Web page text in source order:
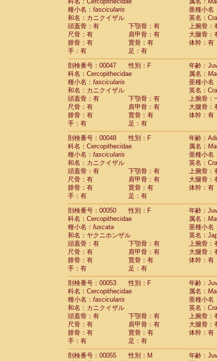
種小名： fascicularis
亜種小名
和名：カニクイザル
英名：
頭蓋骨：有
下顎骨：有
上腕骨：
尺骨：有
肩甲骨：有
大腿骨：
腓骨：有
寛骨：有
体幹：有
手：有
足：有
剖検番号：00047
性別：F
年齢：
科名：Cercopithecidae
属名：
種小名： fascicularis
亜種小名
和名：カニクイザル
英名：
頭蓋骨：有
下顎骨：有
上腕骨：
尺骨：有
肩甲骨：有
大腿骨：
腓骨：有
寛骨：有
体幹：有
手：有
足：有
剖検番号：00048
性別：F
年齢：
科名：Cercopithecidae
属名：
種小名： fascicularis
亜種小名
和名：カニクイザル
英名：
頭蓋骨：有
下顎骨：有
上腕骨：
尺骨：有
肩甲骨：有
大腿骨：
腓骨：有
寛骨：有
体幹：有
手：有
足：有
剖検番号：00050
性別：F
年齢：
科名：Cercopithecidae
属名：
種小名： fuscata
亜種小名
和名：ヤクニホンザル
英名：
頭蓋骨：有
下顎骨：有
上腕骨：
尺骨：有
肩甲骨：有
大腿骨：
腓骨：有
寛骨：有
体幹：有
手：有
足：有
剖検番号：00053
性別：F
年齢：
科名：Cercopithecidae
属名：
種小名： fascicularis
亜種小名
和名：カニクイザル
英名：
頭蓋骨：有
下顎骨：有
上腕骨：
尺骨：有
肩甲骨：有
大腿骨：
腓骨：有
寛骨：有
体幹：有
手：有
足：有
剖検番号：00055
性別：M
年齢：